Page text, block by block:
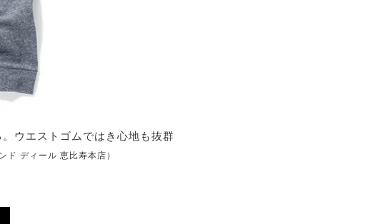
ウエストゴムではき心地も抜群
ディール 恵比寿本店）